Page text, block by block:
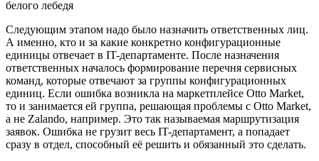
Следующим этапом надо было назначить ответственных лиц.
А именно, кто и за какие конкретно конфигурационные
единицы отвечает в IT-департаменте. После назначения
ответственных началось формирование перечня сервисных
команд, которые отвечают за группы конфигурационных
единиц. Если ошибка возникла на маркетплейсе Otto Market,
то и занимается ей группа, решающая проблемы с Otto Market,
а не Zalando, например. Это так называемая маршрутизация
заявок. Ошибка не грузит весь IT-департамент, а попадает
сразу в отдел, способный её решить и обязанный это сделать.